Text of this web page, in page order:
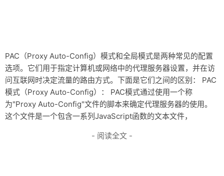
PAC（Proxy Auto-Config）模式和全局模式是两种常见的配置
选项。它们用于指定计算机或网络中的代理服务器设置，并在访
问互联网时决定流量的路由方式。下面是它们之间的区别： PAC
模式（Proxy Auto-Config）： PAC模式通过使用一个称
为"Proxy Auto-Config"文件的脚本来确定代理服务器的使用。
这个文件是一个包含一系列JavaScript函数的文本文件，
- 阅读全文 -